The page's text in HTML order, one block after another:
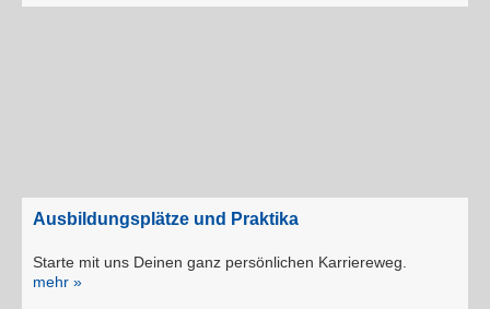
Ausbildungsplätze und Praktika
Starte mit uns Deinen ganz persönlichen Karriereweg.
mehr »